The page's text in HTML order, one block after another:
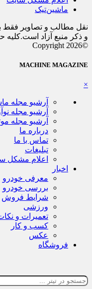
ماشین‌تیک
نقل مطالب و تصاویر فقط
و ذکر منبع آزاد
©Copyright 2026
MACHINE MAGAZINE
×
آرشیو مجله
آرشیو مجله
آرشیو مجله
درباره ما
تماس با ما
تبلیغات
اعلام مشکل
اخبار
معرفی خودرو
بررسی خودرو
شرایط فروش
ورزشی
تعمیرات و
کسب و کار
عکس
فروشگاه